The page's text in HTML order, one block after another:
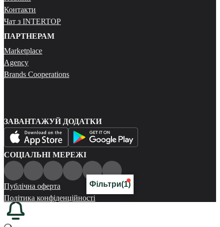
Фільтри(1)
Контакти
Чат з INTERTOP
ПАРТНЕРАМ
Marketplace
Agency
Brands Cooperations
ЗАВАНТАЖУЙ ДОДАТКИ
СОЦІАЛЬНІ МЕРЕЖІ
Публічна оферта
Політика конфіденційності
Карта сайту
© 2026 Всі права захищені